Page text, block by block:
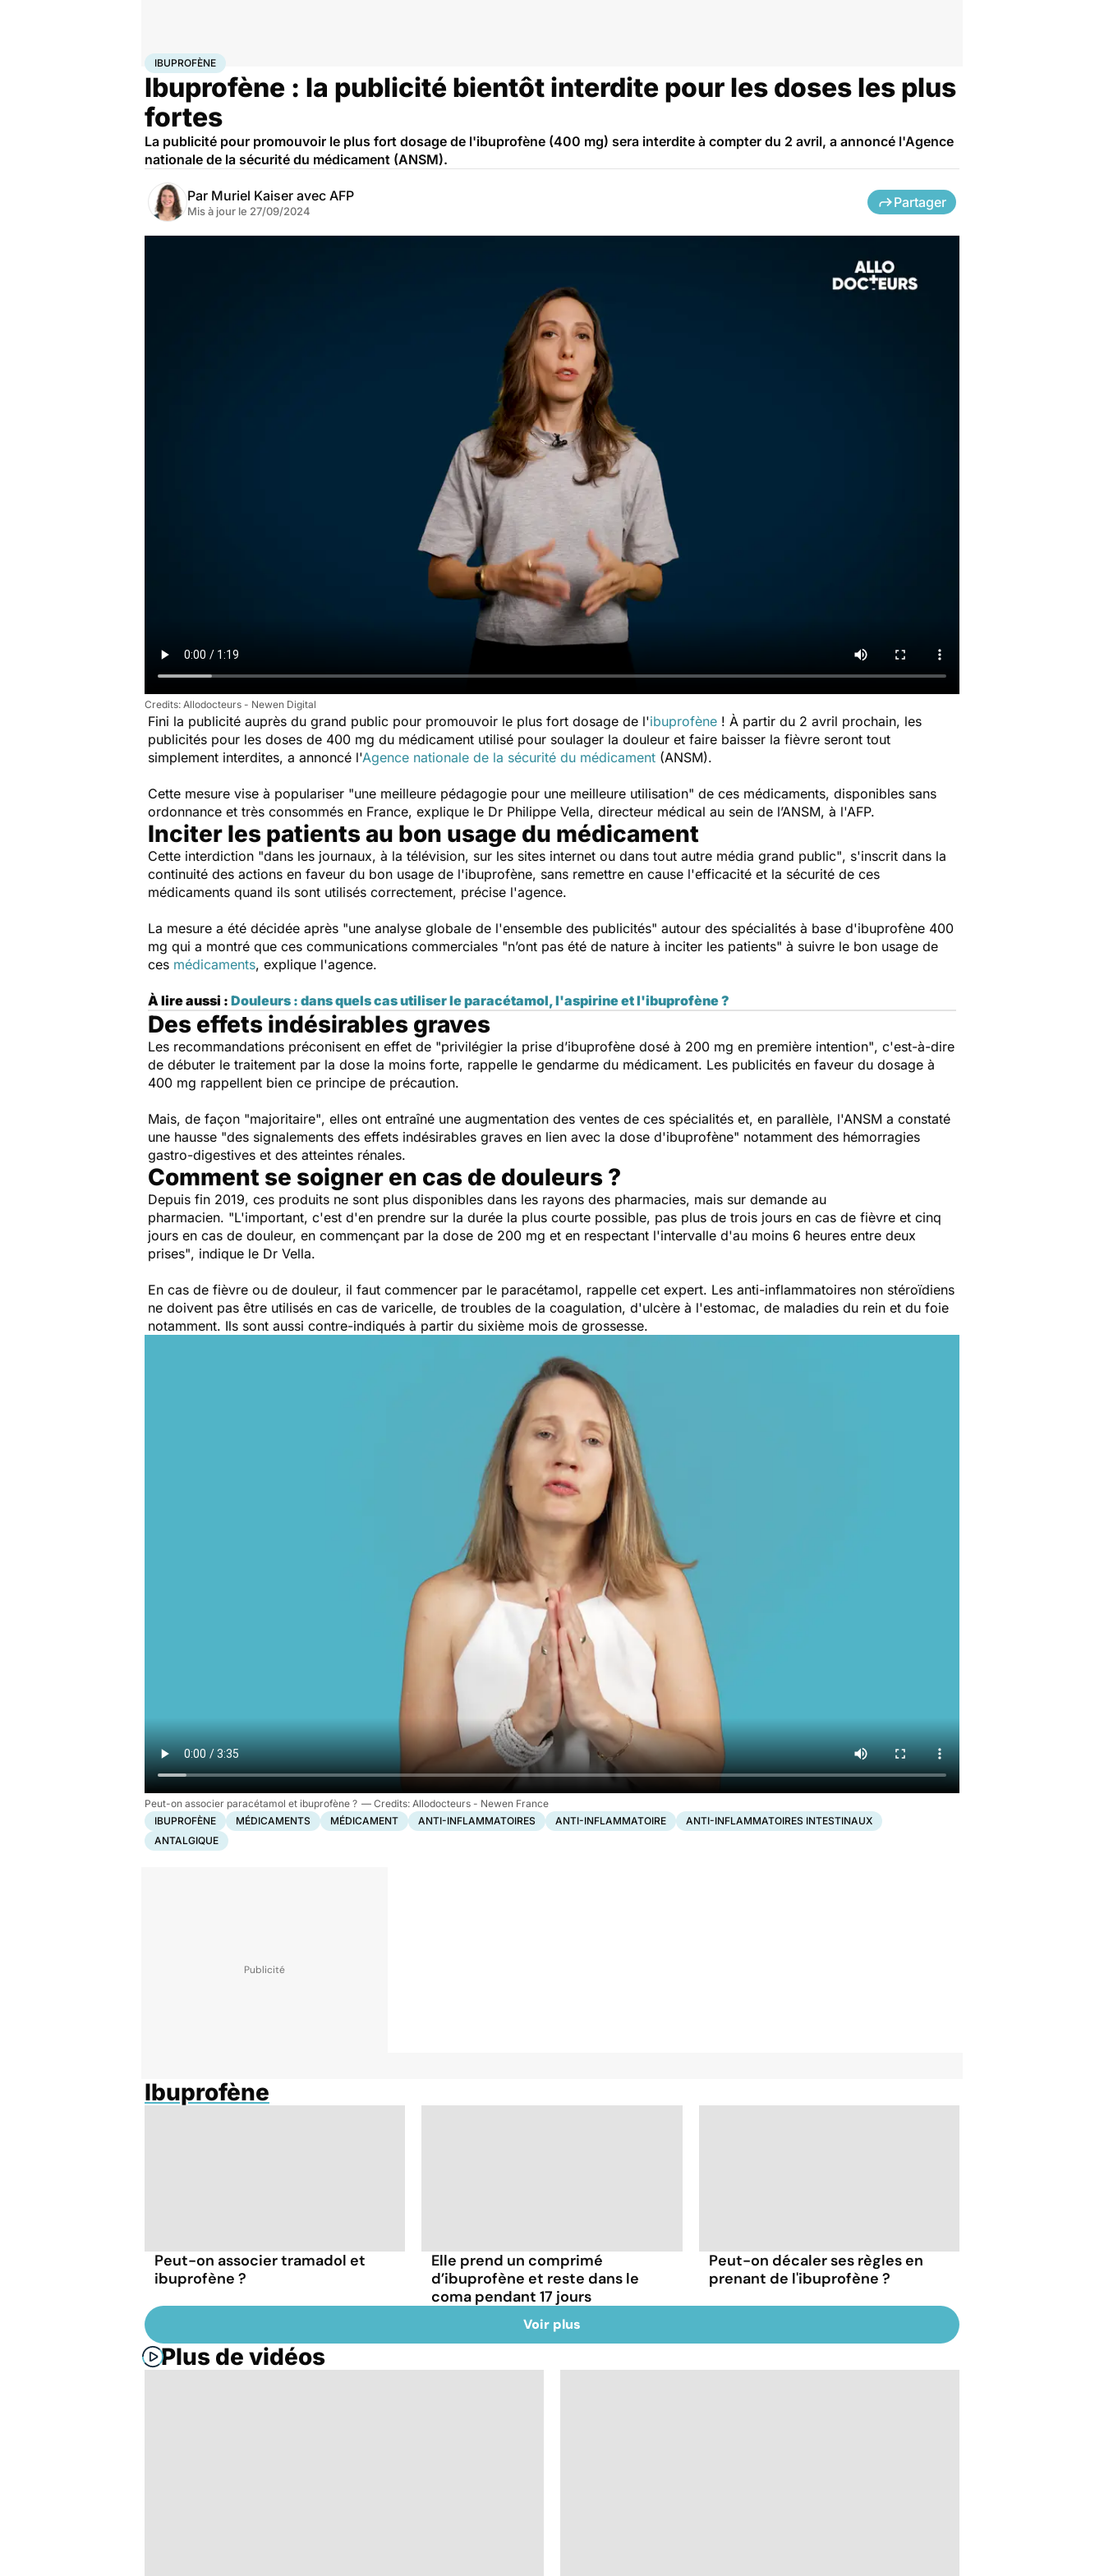
AccueilSantéMédicaments
IBUPROFÈNE
Ibuprofène : la publicité bientôt interdite pour les doses les plus
fortes
La publicité pour promouvoir le plus fort dosage de l'ibuprofène (400 mg) sera interdite à compter du 2 avril, a annoncé l'Agence
nationale de la sécurité du médicament (ANSM).
Par Muriel Kaiser avec AFP
Mis à jour le 27/09/2024
Partager
Allodocteurs - Newen Digital
Fini la publicité auprès du grand public pour promouvoir le plus fort dosage de l'ibuprofène ! À partir du 2 avril prochain, les
publicités pour les doses de 400 mg du médicament utilisé pour soulager la douleur et faire baisser la fièvre seront tout
simplement interdites, a annoncé l'Agence nationale de la sécurité du médicament (ANSM).
Cette mesure vise à populariser "une meilleure pédagogie pour une meilleure utilisation" de ces médicaments, disponibles sans
ordonnance et très consommés en France, explique le Dr Philippe Vella, directeur médical au sein de l’ANSM, à l'AFP.
Inciter les patients au bon usage du médicament
Cette interdiction "dans les journaux, à la télévision, sur les sites internet ou dans tout autre média grand public", s'inscrit dans la
continuité des actions en faveur du bon usage de l'ibuprofène, sans remettre en cause l'efficacité et la sécurité de ces
médicaments quand ils sont utilisés correctement, précise l'agence.
La mesure a été décidée après "une analyse globale de l'ensemble des publicités" autour des spécialités à base d'ibuprofène 400
mg qui a montré que ces communications commerciales "n’ont pas été de nature à inciter les patients" à suivre le bon usage de
ces médicaments, explique l'agence.
À lire aussi : Douleurs : dans quels cas utiliser le paracétamol, l'aspirine et l'ibuprofène ?
Des effets indésirables graves
Les recommandations préconisent en effet de "privilégier la prise d’ibuprofène dosé à 200 mg en première intention", c'est-à-dire
de débuter le traitement par la dose la moins forte, rappelle le gendarme du médicament. Les publicités en faveur du dosage à
400 mg rappellent bien ce principe de précaution.
Mais, de façon "majoritaire", elles ont entraîné une augmentation des ventes de ces spécialités et, en parallèle, l'ANSM a constaté
une hausse "des signalements des effets indésirables graves en lien avec la dose d'ibuprofène" notamment des hémorragies
gastro-digestives et des atteintes rénales.
Comment se soigner en cas de douleurs ?
Depuis fin 2019, ces produits ne sont plus disponibles dans les rayons des pharmacies, mais sur demande au
pharmacien. "L'important, c'est d'en prendre sur la durée la plus courte possible, pas plus de trois jours en cas de fièvre et cinq
jours en cas de douleur, en commençant par la dose de 200 mg et en respectant l'intervalle d'au moins 6 heures entre deux
prises", indique le Dr Vella.
En cas de fièvre ou de douleur, il faut commencer par le paracétamol, rappelle cet expert. Les anti-inflammatoires non stéroïdiens
ne doivent pas être utilisés en cas de varicelle, de troubles de la coagulation, d'ulcère à l'estomac, de maladies du rein et du foie
notamment. Ils sont aussi contre-indiqués à partir du sixième mois de grossesse.
Peut-on associer paracétamol et ibuprofène ?
Allodocteurs - Newen France
IBUPROFÈNE
MÉDICAMENTS MÉDICAMENT ANTI-INFLAMMATOIRES ANTI-INFLAMMATOIRE
ANTI-INFLAMMATOIRES INTESTINAUX
ANTALGIQUE
Ibuprofène
Peut-on associer tramadol et
ibuprofène ?
Elle prend un comprimé
d’ibuprofène et reste dans le
coma pendant 17 jours
Peut-on décaler ses règles en
prenant de l'ibuprofène ?
Voir plus
Plus de vidéos